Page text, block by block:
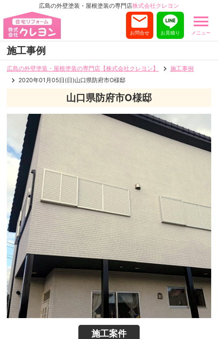
広島の外壁塗装・屋根塗装の専門店株式会社クレヨン
メニュー
お見積り
お問合せ
施工事例
広島の外壁塗装・屋根塗装の専門店【株式会社クレヨン】
施工事例
2020年01月05日(日)山口県防府市O様邸
山口県防府市O様邸
施工案件